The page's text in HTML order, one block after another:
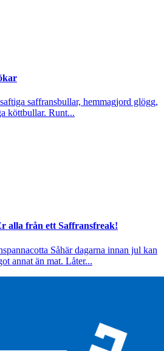
saffransbullar, hemmagjord glögg,
köttbullar. Runt...
alla från ett Saffransfreak!
Såhär dagarna innan jul kan
annat än mat. Låter...